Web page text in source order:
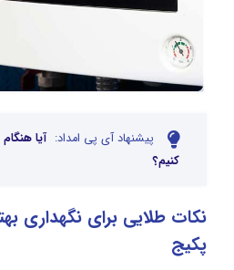
پیشنهاد آی پی امداد: آیا
کنیم؟
نکات طلایی برای نگهداری
پکیج